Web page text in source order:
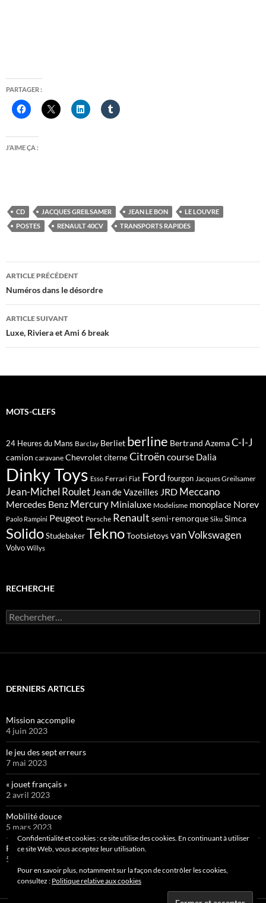
PARTAGER :
J’AIME ÇA :
CD JACQUES GREILSAMER JEAN LE BON
LE LOUVRE
POSTES
RENAULT 40CV TRANSPORTS RAPIDES
Navigation
des
articles
ARTICLE PRÉCÉDENT
Numéros dans le désordre
ARTICLE SUIVANT
Luxe, Riviera et Ami 6 break
MOTS-CLEFS
24 Heures du Mans Barclay Berliet berline Bertrand AzemaC-I-J
camion caravane ChevroletciterneCitroën course Dalia
Dinky Toys Esso Ferrari Fiat Ford fourgon Jacques Greilsamer
Jean-Michel Roulet Jean de Vazeilles JRD Meccano
Mercedes Benz Mercury Minialuxe Modelisme monoplace Norev
Paolo Rampini Peugeot Porsche Renault semi-remorque Siku Simca
SolidoStudebakerTeknoTootsietoysvanVolkswagen
Volvo Willys
RECHERCHE
Rechercher :
DERNIERS ARTICLES
Mission accomplie
4 juin 2023
le jeu des sept erreurs
7 mai 2023
« jouet français »
2 avril 2023
Mobilité douce
5 mars 2023
Pipelette 9
5 février 2023
Confidentialité et cookies : ce site utilise des cookies. En continuant à utiliser
ce site Web, vous acceptez leur utilisation.
Pour en savoir plus, notamment sur la façon de contrôler les cookies,
consultez : Politique relative aux cookies